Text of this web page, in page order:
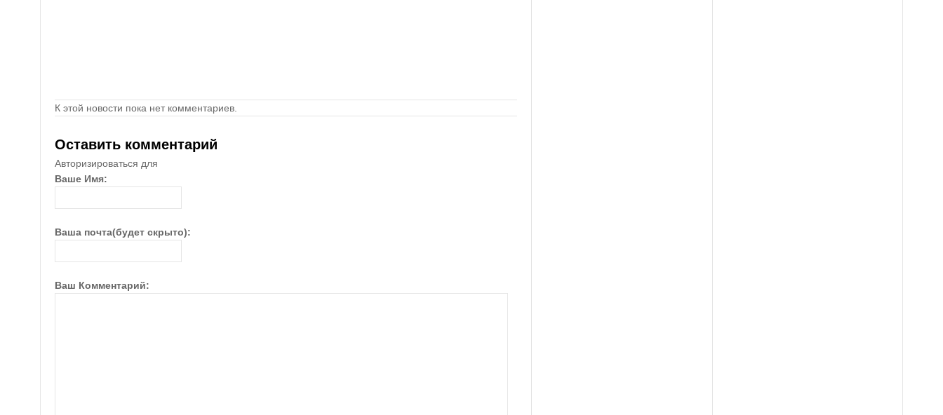
К этой новости пока нет комментариев.
Оставить комментарий
Авторизироваться для
Ваше Имя:
Ваша почта(будет скрыто):
Ваш Комментарий: